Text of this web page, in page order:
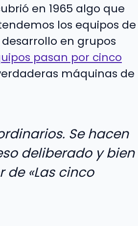
en 1965 algo que
los equipos de
en grupos
pasan por cinco
máquinas de
Se hacen
deliberado y bien
de «Las cinco